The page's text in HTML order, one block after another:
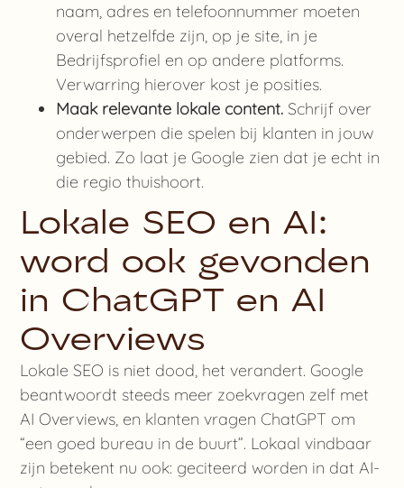
naam, adres en telefoonnummer moeten
overal hetzelfde zijn, op je site, in je
Bedrijfsprofiel en op andere platforms.
Verwarring hierover kost je posities.
Maak relevante lokale content. Schrijf over
onderwerpen die spelen bij klanten in jouw
gebied. Zo laat je Google zien dat je echt in
die regio thuishoort.
Lokale SEO en AI:
word ook gevonden
in ChatGPT en AI
Overviews
Lokale SEO is niet dood, het verandert. Google
beantwoordt steeds meer zoekvragen zelf met
AI Overviews, en klanten vragen ChatGPT om
“een goed bureau in de buurt”. Lokaal vindbaar
zijn betekent nu ook: geciteerd worden in dat AI-